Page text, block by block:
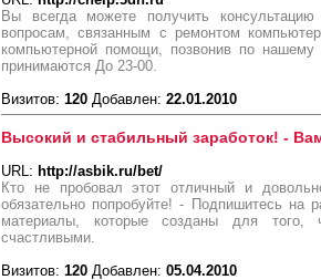
Вы всегда можете получить
вопросам, связанным с ремонтом
компьютерной помощи, позвонив по
принимаются До 23-00.
Визитов: 120 Добавлен: 22.01.2010
Высокий и стабильный заработок! -
URL: http://asbik.ru/bet/
Кто не пробовал этот отличный и
обязательно попробуйте! - Подпишитесь на
материалы, которые созданы для
счастливыми.
Визитов: 120 Добавлен: 05.04.2010